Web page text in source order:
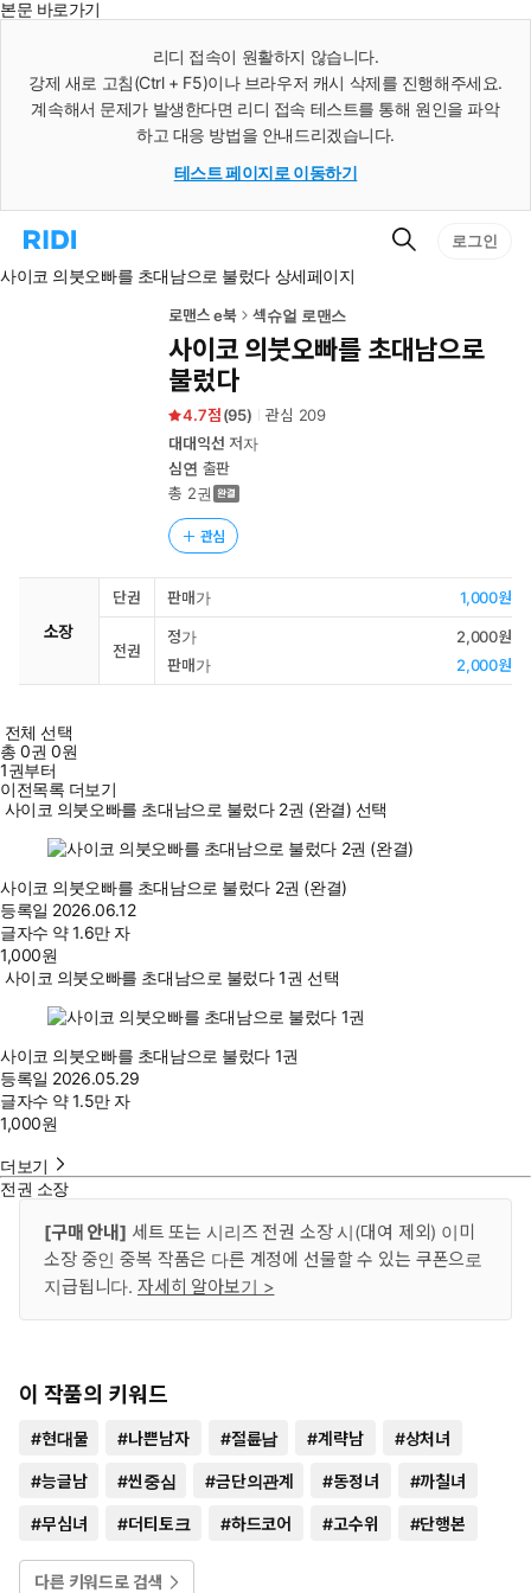
본문 바로가기
리디 접속이 원활하지 않습니다.
강제 새로 고침(Ctrl + F5)이나 브라우저 캐시 삭제를 진행해주세요.
계속해서 문제가 발생한다면 리디 접속 테스트를 통해 원인을 파악
하고 대응 방법을 안내드리겠습니다.
테스트 페이지로 이동하기
리
홈
검
로그인
사이코 의붓오빠를 초대남으로 불렀다 상세페이지
로맨스 e북 섹슈얼 로맨스
사이코 의붓오빠를 초대남으로
불렀다
4.7 (95) 관심 209
대대익선 저자
심연 출판
총 2권
관심
소장
단권 판매가 1,000원
전권
정가
2,000원
판매가
2,000원
전체 선택
총0권 0원
1권부터
이전목록 더보기
사이코 의붓오빠를 초대남으로 불렀다 2권 (완결) 선택
사이코 의붓오빠를 초대남으로 불렀다 2권 (완결)
등록일 2026.06.12
글자수 약 1.6만 자
1,000원
사이코 의붓오빠를 초대남으로 불렀다 1권 선택
사이코 의붓오빠를 초대남으로 불렀다 1권
등록일 2026.05.29
글자수 약 1.5만 자
1,000원
더보기
전권 소장
[구매 안내] 세트 또는 시리즈 전권 소장 시(대여 제외) 이미
소장 중인 중복 작품은 다른 계정에 선물할 수 있는 쿠폰으로
지급됩니다. 자세히 알아보기 >
이 작품의 키워드
#현대물 #나쁜남자 #절륜남 #계략남 #상처녀
#능글남 #씬중심 #금단의관계 #동정녀 #까칠녀
#무심녀 #더티토크 #하드코어 #고수위 #단행본
다른 키워드로 검색